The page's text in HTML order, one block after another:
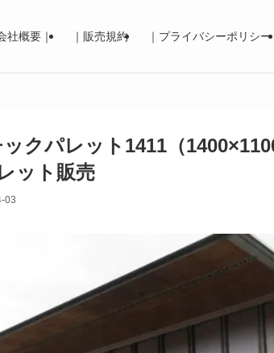
社概要｜ ｜販売規約 ｜プライバシーポリシー
クパレット1411（
ット販売
03